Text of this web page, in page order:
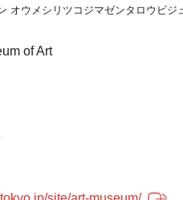
オウメシリツコジマゼンタロウビジ
of Art